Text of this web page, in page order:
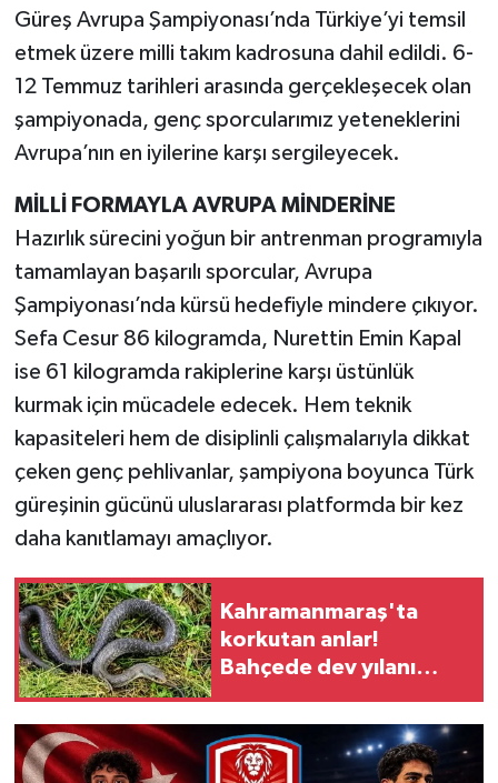
Güreş Avrupa Şampiyonası’nda Türkiye’yi temsil
etmek üzere milli takım kadrosuna dahil edildi. 6-
12 Temmuz tarihleri arasında gerçekleşecek olan
şampiyonada, genç sporcularımız yeteneklerini
Avrupa’nın en iyilerine karşı sergileyecek.
MİLLİ FORMAYLA AVRUPA MİNDERİNE
Hazırlık sürecini yoğun bir antrenman programıyla
tamamlayan başarılı sporcular, Avrupa
Şampiyonası’nda kürsü hedefiyle mindere çıkıyor.
Sefa Cesur 86 kilogramda, Nurettin Emin Kapal
ise 61 kilogramda rakiplerine karşı üstünlük
kurmak için mücadele edecek. Hem teknik
kapasiteleri hem de disiplinli çalışmalarıyla dikkat
çeken genç pehlivanlar, şampiyona boyunca Türk
güreşinin gücünü uluslararası platformda bir kez
daha kanıtlamayı amaçlıyor.
Kahramanmaraş'ta
korkutan anlar!
Bahçede dev yılanı